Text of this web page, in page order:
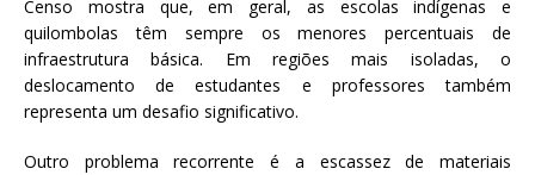
Censo mostra que, em geral, as escolas indígenas e
quilombolas têm sempre os menores percentuais de
infraestrutura básica. Em regiões mais isoladas, o
deslocamento de estudantes e professores também
representa um desafio significativo.
Outro problema recorrente é a escassez de materiais